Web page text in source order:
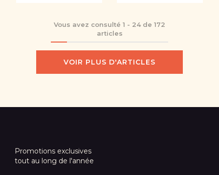
Vous avez consulté 1 - 24de 172
articles
VOIR PLUS D'ARTICLES
Promotions exclusives
tout au long de l'année